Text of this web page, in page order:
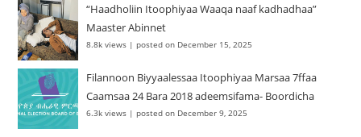
“Haadholiin Itoophiyaa Waaqa naaf kadhadhaa”
Maaster Abinnet
8.8k views |posted on December 15, 2025
Filannoon Biyyaalessaa Itoophiyaa Marsaa 7ffaa
Caamsaa 24 Bara 2018 adeemsifama- Boordicha
6.3k views |posted on December 9, 2025